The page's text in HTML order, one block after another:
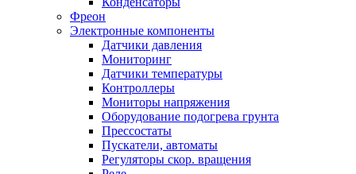
Фреон
Электронные компоненты
Датчики давления
Мониторинг
Датчики температуры
Контроллеры
Мониторы напряжения
Оборудование подогрева грунта
Прессостаты
Пускатели, автоматы
Регуляторы скор. вращения